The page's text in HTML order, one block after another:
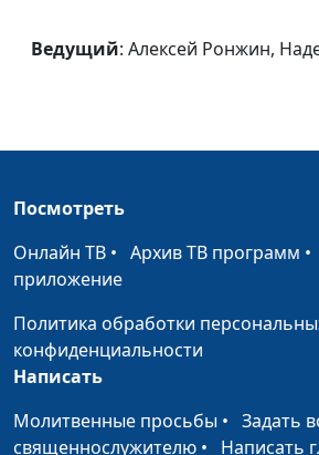
Взаправдашняя
Надежда
Латухин
Спасатель
Детям о
Заботливый
Бог
Надежда
Помощник
Надежда
Латухин
Ведущий: Алексей Ронжин,
Посмотреть
Онлайн ТВ • Архив ТВ программ •
приложение
Политика обработки
конфиденциальности
Написать
Молитвенные просьбы • Задать
священнослужителю • Написать